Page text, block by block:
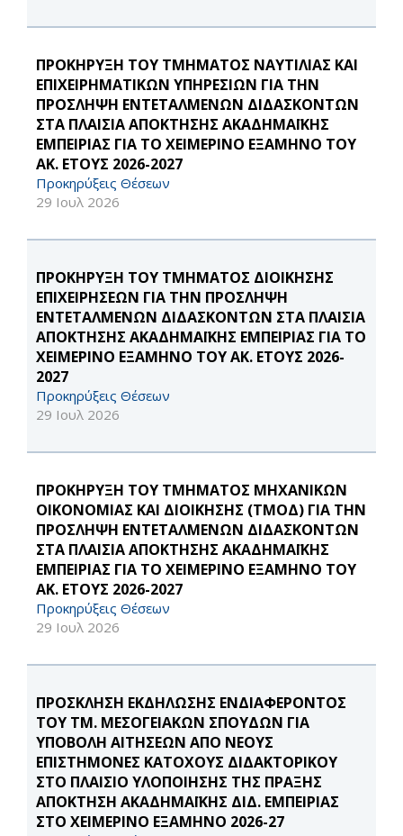
ΠΡΟΚΗΡΥΞΗ ΤΟΥ ΤΜΗΜΑΤΟΣ ΝΑΥΤΙΛΙΑΣ ΚΑΙ
ΕΠΙΧΕΙΡΗΜΑΤΙΚΩΝ ΥΠΗΡΕΣΙΩΝ ΓΙΑ ΤΗΝ
ΠΡΟΣΛΗΨΗ ΕΝΤΕΤΑΛΜΕΝΩΝ ΔΙΔΑΣΚΟΝΤΩΝ
ΣΤΑ ΠΛΑΙΣΙΑ ΑΠΟΚΤΗΣΗΣ ΑΚΑΔΗΜΑΪΚΗΣ
ΕΜΠΕΙΡΙΑΣ ΓΙΑ ΤΟ ΧΕΙΜΕΡΙΝΟ ΕΞΑΜΗΝΟ ΤΟΥ
ΑΚ. ΕΤΟΥΣ 2026-2027
Προκηρύξεις Θέσεων
29 Ιουλ 2026
ΠΡΟΚΗΡΥΞΗ ΤΟΥ ΤΜΗΜΑΤΟΣ ΔΙΟΙΚΗΣΗΣ
ΕΠΙΧΕΙΡΗΣΕΩΝ ΓΙΑ ΤΗΝ ΠΡΟΣΛΗΨΗ
ΕΝΤΕΤΑΛΜΕΝΩΝ ΔΙΔΑΣΚΟΝΤΩΝ ΣΤΑ ΠΛΑΙΣΙΑ
ΑΠΟΚΤΗΣΗΣ ΑΚΑΔΗΜΑΪΚΗΣ ΕΜΠΕΙΡΙΑΣ ΓΙΑ ΤΟ
ΧΕΙΜΕΡΙΝΟ ΕΞΑΜΗΝΟ ΤΟΥ ΑΚ. ΕΤΟΥΣ 2026-
2027
Προκηρύξεις Θέσεων
29 Ιουλ 2026
ΠΡΟΚΗΡΥΞΗ ΤΟΥ ΤΜΗΜΑΤΟΣ ΜΗΧΑΝΙΚΩΝ
ΟΙΚΟΝΟΜΙΑΣ ΚΑΙ ΔΙΟΙΚΗΣΗΣ (ΤΜΟΔ) ΓΙΑ ΤΗΝ
ΠΡΟΣΛΗΨΗ ΕΝΤΕΤΑΛΜΕΝΩΝ ΔΙΔΑΣΚΟΝΤΩΝ
ΣΤΑ ΠΛΑΙΣΙΑ ΑΠΟΚΤΗΣΗΣ ΑΚΑΔΗΜΑΪΚΗΣ
ΕΜΠΕΙΡΙΑΣ ΓΙΑ ΤΟ ΧΕΙΜΕΡΙΝΟ ΕΞΑΜΗΝΟ ΤΟΥ
ΑΚ. ΕΤΟΥΣ 2026-2027
Προκηρύξεις Θέσεων
29 Ιουλ 2026
ΠΡΟΣΚΛΗΣΗ ΕΚΔΗΛΩΣΗΣ ΕΝΔΙΑΦΕΡΟΝΤΟΣ
ΤΟΥ ΤΜ. ΜΕΣΟΓΕΙΑΚΩΝ ΣΠΟΥΔΩΝ ΓΙΑ
ΥΠΟΒΟΛΗ ΑΙΤΗΣΕΩΝ ΑΠΟ ΝΕΟΥΣ
ΕΠΙΣΤΗΜΟΝΕΣ ΚΑΤΟΧΟΥΣ ΔΙΔΑΚΤΟΡΙΚΟΥ
ΣΤΟ ΠΛΑΙΣΙΟ ΥΛΟΠΟΙΗΣΗΣ ΤΗΣ ΠΡΑΞΗΣ
ΑΠΟΚΤΗΣΗ ΑΚΑΔΗΜΑΪΚΗΣ ΔΙΔ. ΕΜΠΕΙΡΙΑΣ
ΣΤΟ ΧΕΙΜΕΡΙΝΟ ΕΞΑΜΗΝΟ 2026-27